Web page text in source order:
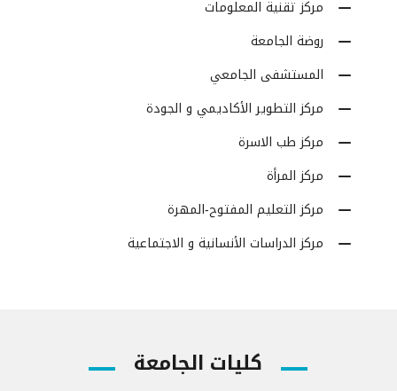
مركز تقنية المعلومات
روضة الجامعة
المستشفى الجامعي
مركز التطوير الأكاديمي و الجودة
مركز طب الاسرة
مركز المرأة
مركز التعليم المفتوح-المهرة
مركز الدراسات الأنسانية و الاجتماعية
كليات الجامعة